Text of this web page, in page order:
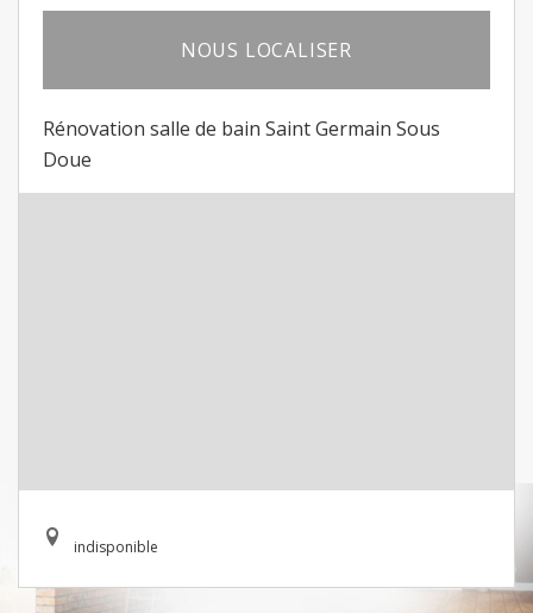
NOUS LOCALISER
Rénovation salle de bain Saint Germain Sous
Doue
indisponible